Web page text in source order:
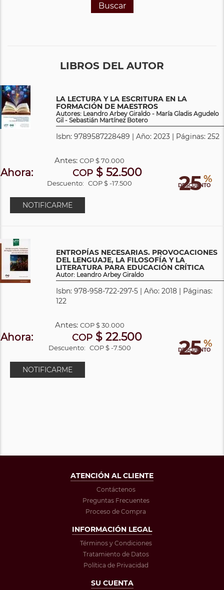
Buscar
LIBROS DEL AUTOR
LA LECTURA Y LA ESCRITURA EN LA
FORMACIÓN DE MAESTROS
Autores: Leandro Arbey Giraldo - María Gladis Agudelo
Gil - Sebastián Martínez Botero
Isbn: 9789587228489 | Año: 2023 | Páginas: 252
25 %
DESCUENTO
Antes:COP$ 70.000
Ahora: COP$ 52.500
Descuento: COP $ -17.500
NOTIFICARME
ENTROPÍAS NECESARIAS. PROVOCACIONES
DEL LENGUAJE, LA FILOSOFÍA Y LA
LITERATURA PARA EDUCACIÓN CRÍTICA
Autor: Leandro Arbey Giraldo
Isbn: 978-958-722-297-5 | Año: 2018 | Páginas:
122
25 %
DESCUENTO
Antes: COP$ 30.000
Ahora: COP $ 22.500
Descuento: COP $ -7.500
NOTIFICARME
ATENCIÓN AL CLIENTE
Contáctenos
Preguntas Frecuentes
Proceso de Compra
INFORMACIÓN LEGAL
Términos y Condiciones
Tratamiento de Datos
Política de Privacidad
SU CUENTA